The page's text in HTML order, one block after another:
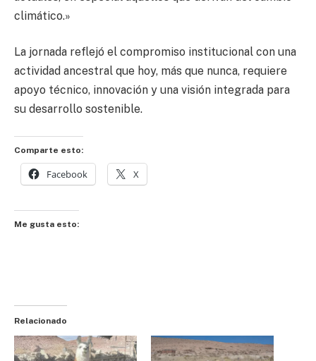
climático.»
La jornada reflejó el compromiso institucional con una
actividad ancestral que hoy, más que nunca, requiere
apoyo técnico, innovación y una visión integrada para
su desarrollo sostenible.
Comparte esto:
Facebook X
Me gusta esto:
Relacionado